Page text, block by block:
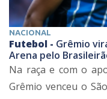
NACIONAL
Futebol - Grêmio
Arena pelo
Na raça e com o
Grêmio venceu o